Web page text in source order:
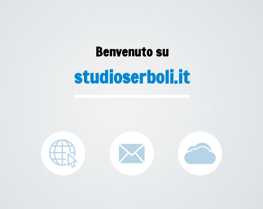
Benvenuto su
studioserboli.it